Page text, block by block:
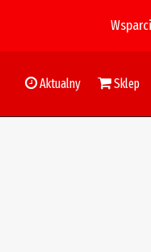
Aktualny Sklep